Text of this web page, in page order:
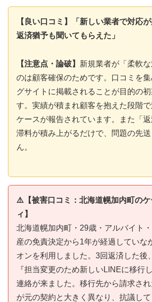
【良い口コミ】「新しい業者で対応が
返済猶予も聞いてもらえた」
【注意点・論破】 新規業者が「柔軟
のは顧客確保のためです。口コミを
グサイトに掲載されることが目的の
す。実績が積まれ顧客を抱えた段階
ケースが報告されています。また「
滞料が積み上がるだけで、問題の先
ん。
⚠️【被害口コミ：北海道幌加内町の
ィ】
北海道幌加内町・29歳・アルバイト
産の免責決定から1年が経過していな
オンを利用しました。3回返済した後
『担当変更のため新しいLINEに移行
連絡が来ました。移行先から請求さ
が元の契約と大きく異なり、抗議し